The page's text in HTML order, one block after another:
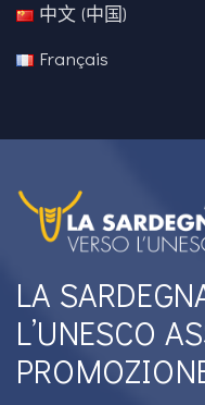
中文 (中国)
Français
LA
L’UNESCO